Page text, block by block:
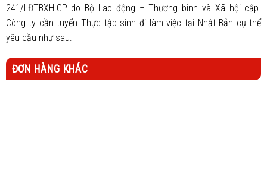
241/LĐTBXH-GP do Bộ Lao động – Thương binh và Xã hội cấp.
Công ty cần tuyển Thực tập sinh đi làm việc tại Nhật Bản cụ thể
yêu cầu như sau:
ĐƠN HÀNG KHÁC